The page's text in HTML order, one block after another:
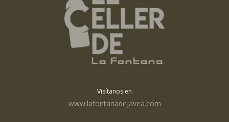
Visítanos en
www.lafontanadejavea.com